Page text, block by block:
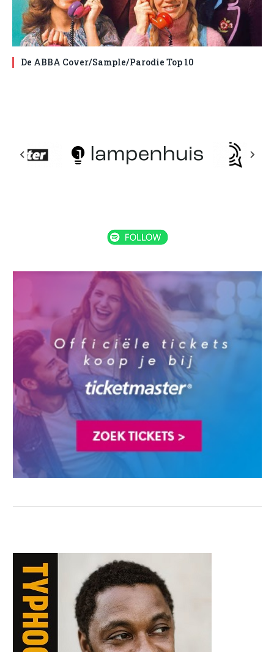
De ABBA Cover/Sample/Parodie Top 10